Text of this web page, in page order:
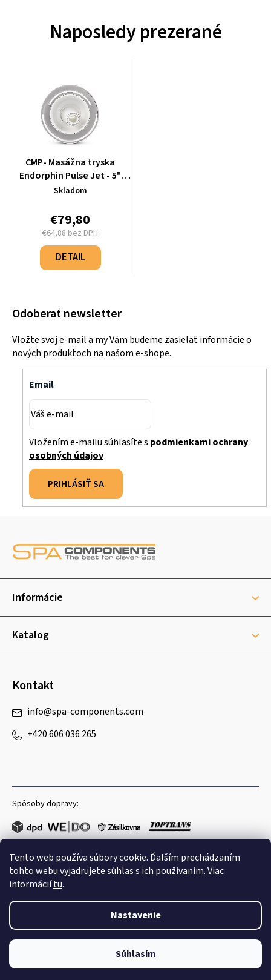
Tento web používa súbory cookie. Ďalším prechádzaním
tohto webu vyjadrujete súhlas s ich používaním. Viac
informáciítu.
Nastavenie
Súhlasím
Naposledy prezerané
CMP- Masážna tryska
Endorphin Pulse Jet - 5"
jedno rotačné - 29554-022-
Skladom
€79,80
€64,88 bez DPH
Jednotková
cena:
DETAIL
Odoberať newsletter
Vložte svoj e-mail a my Vám budeme zasielať informácie o
nových produktoch na našom e-shope.
Email
Vložením e-mailu súhlasíte s podmienkami ochrany
osobných údajov
PRIHLÁSIŤ SA
ä
i
Informácie
Katalog
Kontakt
info@spa-components.com
+420 606 036 265
Spôsoby dopravy:
Obľúbené spôsoby platby:
Shoptet
Copyright 2026Spa Components. Všetky práva vyhradené.